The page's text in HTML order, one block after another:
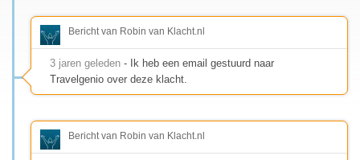
Bericht van Robin van Klacht.nl
3 jaren geleden - Ik heb een email gestuurd naar
Travelgenio over deze klacht.
Bericht van Robin van Klacht.nl